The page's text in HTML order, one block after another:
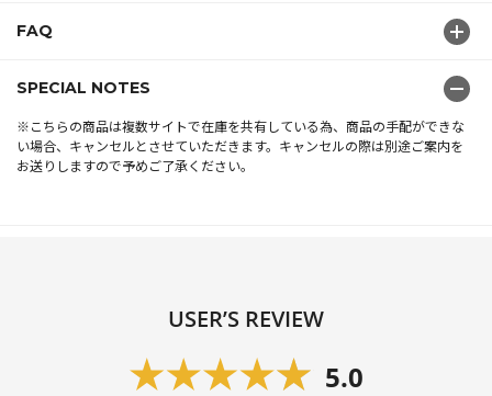
FAQ
SPECIAL NOTES
※こちらの商品は複数サイトで在庫を共有している為、商品の手配ができな
い場合、キャンセルとさせていただきます。キャンセルの際は別途ご案内を
お送りしますので予めご了承ください。
USER’S REVIEW
5.0